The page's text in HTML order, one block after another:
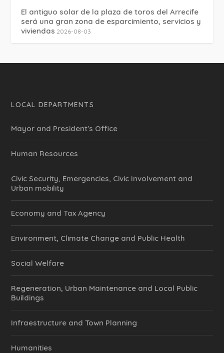
El antiguo solar de la plaza de toros del Arrecife
será una gran zona de esparcimiento, servicios y
viviendas 2026-08-03
LOCAL DEPARTMENTS
Mayor and President's Office
Human Resources
Civic Security, Emergencies, Civic Involvement and
Urban mobility
Economy and Tax Agency
Environment, Climate Change and Public Health
Social Welfare
Regeneration, Urban Maintenance and Local Public
Buildings
Infraestructure and Town Planning
Humanities